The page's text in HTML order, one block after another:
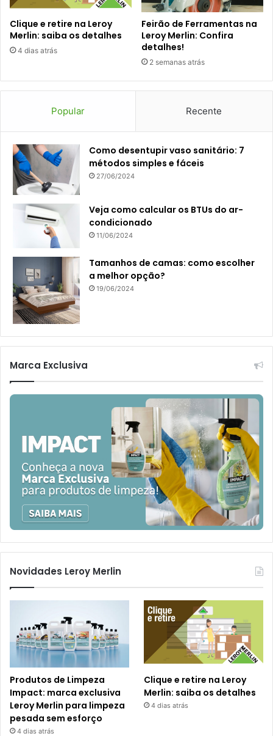
Clique e retire na Leroy
Merlin: saiba os detalhes
4 dias atrás
Feirão de Ferramentas na
Leroy Merlin: Confira
detalhes!
2 semanas atrás
Popular Recente
Como desentupir vaso sanitário: 7
métodos simples e fáceis
27/06/2024
Veja como calcular os BTUs do ar-
condicionado
11/06/2024
Tamanhos de camas: como escolher
a melhor opção?
19/06/2024
Marca Exclusiva
Novidades Leroy Merlin
Produtos de Limpeza
Impact: marca exclusiva
Leroy Merlin para limpeza
pesada sem esforço
4 dias atrás
Clique e retire na Leroy
Merlin: saiba os detalhes
4 dias atrás